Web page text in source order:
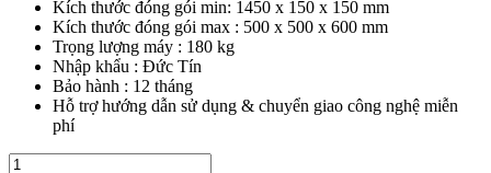
Kích thước đóng gói min: 1450 x 150 x 150 mm
Kích thước đóng gói max : 500 x 500 x 600 mm
Trọng lượng máy : 180 kg
Nhập khẩu : Đức Tín
Bảo hành : 12 tháng
Hỗ trợ hướng dẫn sử dụng & chuyển giao công nghệ miễn
phí
Quantity